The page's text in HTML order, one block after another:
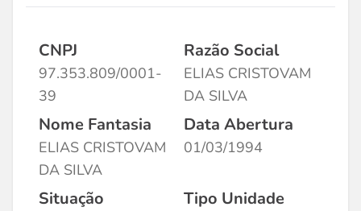
CNPJ
97.353.809/0001-
39
Razão Social
ELIAS CRISTOVAM
DA SILVA
Nome Fantasia
ELIAS CRISTOVAM
DA SILVA
Data Abertura
01/03/1994
Situação Tipo Unidade